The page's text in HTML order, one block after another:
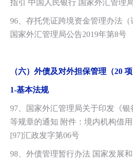
指引 中国人民银行 国 家外汇管理
96、存托凭证跨境资金管理办法
国家外汇管理局公告2019年第8号
（六）外债及对外担保管理（20 项
1-基本法规
97、国家外汇管理局关于印发《银
等规章的通知 附件：境内机构借
[97]汇政发字第06号
98、外债管理暂行办法 国家发展